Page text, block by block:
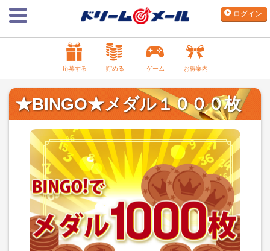
ログイン
応募する 貯める ゲーム お得案内
★BINGO★メダル１０００枚